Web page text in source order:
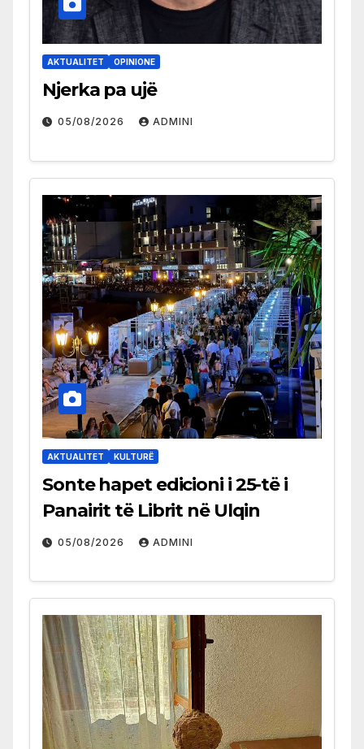
AKTUALITET OPINIONE
Njerka pa ujë
05/08/2026 ADMINI
AKTUALITET KULTURË
Sonte hapet edicioni i 25-të i
Panairit të Librit në Ulqin
05/08/2026 ADMINI